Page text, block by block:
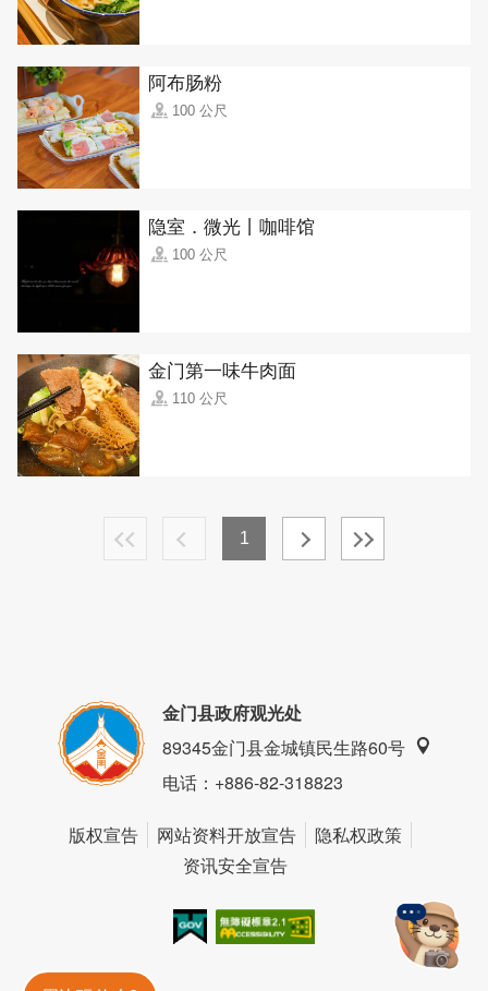
阿布肠粉
100 公尺
隐室．微光丨咖啡馆
100 公尺
金门第一味牛肉面
110 公尺
1
金门县政府观光处
89345金门县金城镇民生路60号
电话：+886-82-318823
版权宣告 网站资料开放宣告
隐私权政策
资讯安全宣告